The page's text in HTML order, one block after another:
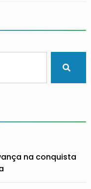
na conquista